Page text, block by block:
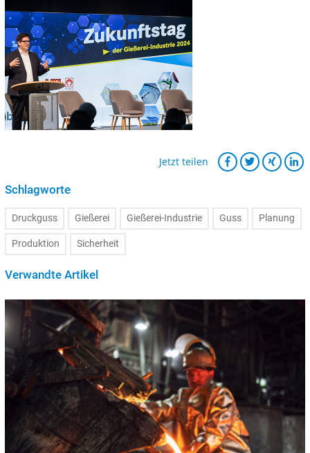
Jetzt teilen
Schlagworte
Druckguss Gießerei Gießerei-Industrie Guss Planung
Produktion Sicherheit
Verwandte Artikel